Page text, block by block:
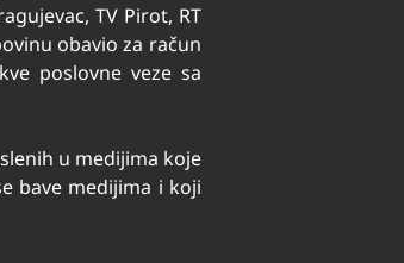
TV Pirot, RT
obavio za račun
poslovne veze sa
u medijima koje
bave medijima i koji